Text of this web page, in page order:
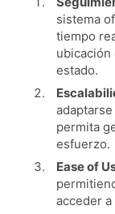
sistema
tiempo
ubicación
estado.
permita
esfuerzo.
Ease of
acceder